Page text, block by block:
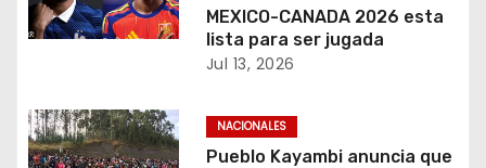
MEXICO-CANADA 2026 esta
lista para ser jugada
Jul 13, 2026
NACIONALES
Pueblo Kayambi anuncia que